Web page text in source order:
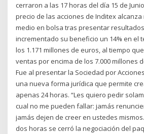
cerraron a las 17 horas del día 15 de
precio de las acciones de Inditex
medio en bolsa tras presentar
incrementado su beneficio un 14% en el
los 1.171 millones de euros, al tiempo
ventas por encima de los 7.000 millones
Fue al presentar la Sociedad por
una nueva forma jurídica que permite
apenas 24 horas. “Les quiero pedir
cual no me pueden fallar: jamás
jamás dejen de creer en ustedes mismos.
dos horas se cerró la negociación del